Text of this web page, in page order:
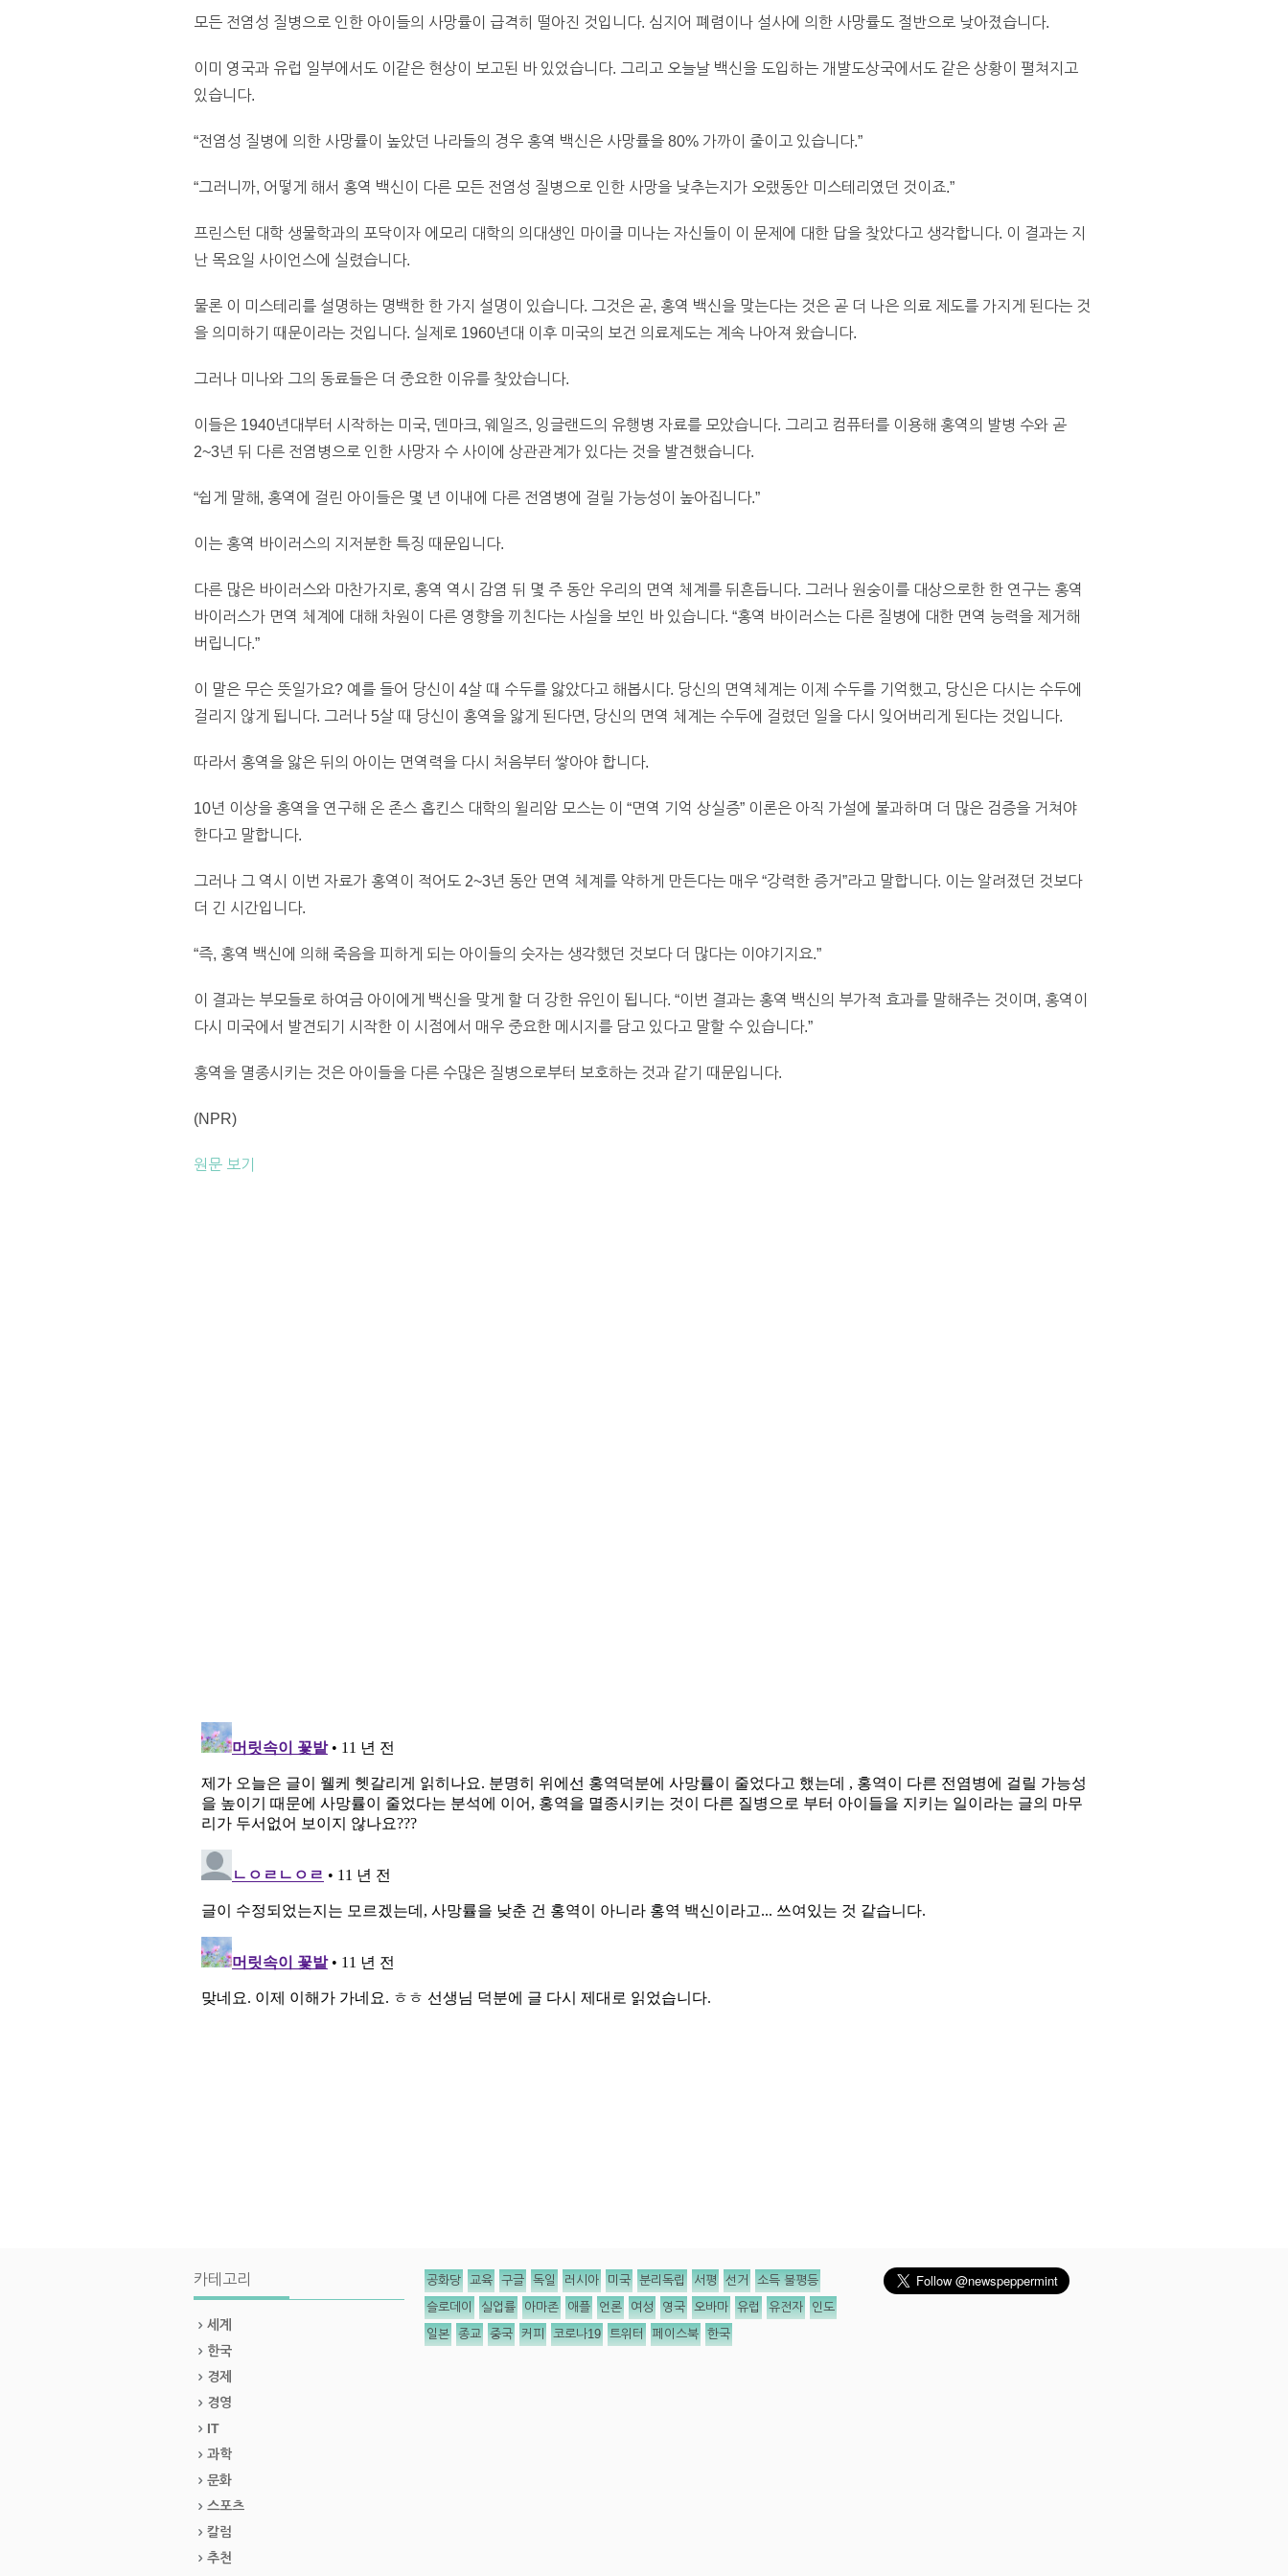
모든 전염성 질병으로 인한 아이들의 사망률이 급격히 떨아진 것입니다. 심지어 폐렴이나 설사에 의한 사망률도 절반으로 낮아졌습니다.
이미 영국과 유럽 일부에서도 이같은 현상이 보고된 바 있었습니다. 그리고 오늘날 백신을 도입하는 개발도상국에서도 같은 상황이 펼쳐지고
있습니다.
“전염성 질병에 의한 사망률이 높았던 나라들의 경우 홍역 백신은 사망률을 80% 가까이 줄이고 있습니다.”
“그러니까, 어떻게 해서 홍역 백신이 다른 모든 전염성 질병으로 인한 사망을 낮추는지가 오랬동안 미스테리였던 것이죠.”
프린스턴 대학 생물학과의 포닥이자 에모리 대학의 의대생인 마이클 미나는 자신들이 이 문제에 대한 답을 찾았다고 생각합니다. 이 결과는 지
난 목요일 사이언스에 실렸습니다.
물론 이 미스테리를 설명하는 명백한 한 가지 설명이 있습니다. 그것은 곧, 홍역 백신을 맞는다는 것은 곧 더 나은 의료 제도를 가지게 된다는 것
을 의미하기 때문이라는 것입니다. 실제로 1960년대 이후 미국의 보건 의료제도는 계속 나아져 왔습니다.
그러나 미나와 그의 동료들은 더 중요한 이유를 찾았습니다.
이들은 1940년대부터 시작하는 미국, 덴마크, 웨일즈, 잉글랜드의 유행병 자료를 모았습니다. 그리고 컴퓨터를 이용해 홍역의 발병 수와 곧
2~3년 뒤 다른 전염병으로 인한 사망자 수 사이에 상관관계가 있다는 것을 발견했습니다.
“쉽게 말해, 홍역에 걸린 아이들은 몇 년 이내에 다른 전염병에 걸릴 가능성이 높아집니다.”
이는 홍역 바이러스의 지저분한 특징 때문입니다.
다른 많은 바이러스와 마찬가지로, 홍역 역시 감염 뒤 몇 주 동안 우리의 면역 체계를 뒤흔듭니다. 그러나 원숭이를 대상으로한 한 연구는 홍역
바이러스가 면역 체계에 대해 차원이 다른 영향을 끼친다는 사실을 보인 바 있습니다. “홍역 바이러스는 다른 질병에 대한 면역 능력을 제거해
버립니다.”
이 말은 무슨 뜻일가요? 예를 들어 당신이 4살 때 수두를 앓았다고 해봅시다. 당신의 면역체계는 이제 수두를 기억했고, 당신은 다시는 수두에
걸리지 않게 됩니다. 그러나 5살 때 당신이 홍역을 앓게 된다면, 당신의 면역 체계는 수두에 걸렸던 일을 다시 잊어버리게 된다는 것입니다.
따라서 홍역을 앓은 뒤의 아이는 면역력을 다시 처음부터 쌓아야 합니다.
10년 이상을 홍역을 연구해 온 존스 홉킨스 대학의 윌리암 모스는 이 “면역 기억 상실증” 이론은 아직 가설에 불과하며 더 많은 검증을 거쳐야
한다고 말합니다.
그러나 그 역시 이번 자료가 홍역이 적어도 2~3년 동안 면역 체계를 약하게 만든다는 매우 “강력한 증거”라고 말합니다. 이는 알려졌던 것보다
더 긴 시간입니다.
“즉, 홍역 백신에 의해 죽음을 피하게 되는 아이들의 숫자는 생각했던 것보다 더 많다는 이야기지요.”
이 결과는 부모들로 하여금 아이에게 백신을 맞게 할 더 강한 유인이 됩니다. “이번 결과는 홍역 백신의 부가적 효과를 말해주는 것이며, 홍역이
다시 미국에서 발견되기 시작한 이 시점에서 매우 중요한 메시지를 담고 있다고 말할 수 있습니다.”
홍역을 멸종시키는 것은 아이들을 다른 수많은 질병으로부터 보호하는 것과 같기 때문입니다.
(NPR)
원문 보기
카테고리
세계
한국
경제
경영
IT
과학
문화
스포츠
칼럼
추천
공화당 교육 구글 독일 러시아 미국 분리독립 서평 선거 소득 불평등
슬로데이 실업률 아마존 애플 언론 여성 영국 오바마 유럽 유전자 인도
일본 종교 중국 커피 코로나19 트위터 페이스북 한국